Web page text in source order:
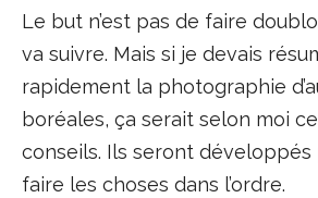
Le but n’est pas de faire
va suivre. Mais si je devais
rapidement la photographie
boréales, ça serait selon moi
conseils. Ils seront développés
faire les choses dans l’ordre.